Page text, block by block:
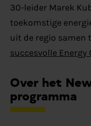
30-leider Marek
toekomstige
uit de regio samen
succesvolle Energy
Over het
programma